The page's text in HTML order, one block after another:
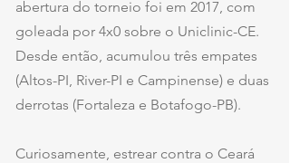
abertura do torneio foi em 2017, com
goleada por 4x0 sobre o Uniclinic-CE.
Desde então, acumulou três empates
(Altos-PI, River-PI e Campinense) e duas
derrotas (Fortaleza e Botafogo-PB).
Curiosamente, estrear contra o Ceará